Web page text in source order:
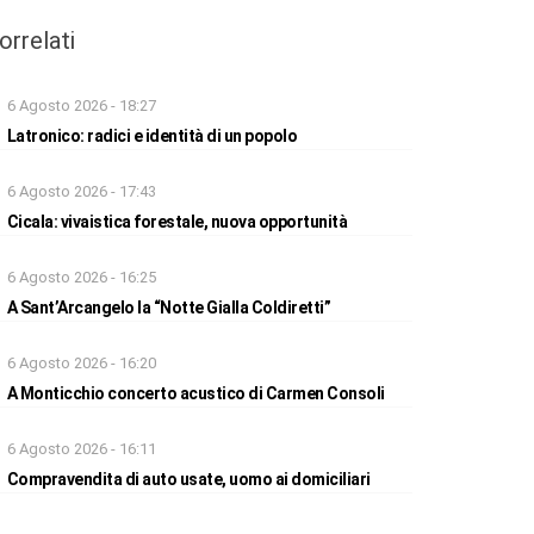
6 Agosto 2026 - 18:27
Latronico: radici e identità di un popolo
6 Agosto 2026 - 17:43
Cicala: vivaistica forestale, nuova opportunità
6 Agosto 2026 - 16:25
A Sant’Arcangelo la “Notte Gialla Coldiretti”
6 Agosto 2026 - 16:20
A Monticchio concerto acustico di Carmen Consoli
6 Agosto 2026 - 16:11
Compravendita di auto usate, uomo ai domiciliari